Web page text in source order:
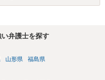
弁護士を探す
山形県 福島県